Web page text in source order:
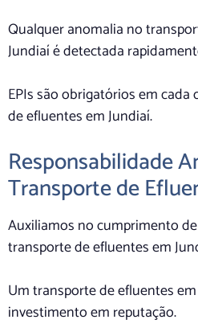
Qualquer anomalia no
Jundiaí é detectada
EPIs são obrigatórios em
de efluentes em Jundiaí.
Responsabilidade
Transporte de
Auxiliamos no cumprimento
transporte de efluentes em
Um transporte de efluentes
investimento em reputação.